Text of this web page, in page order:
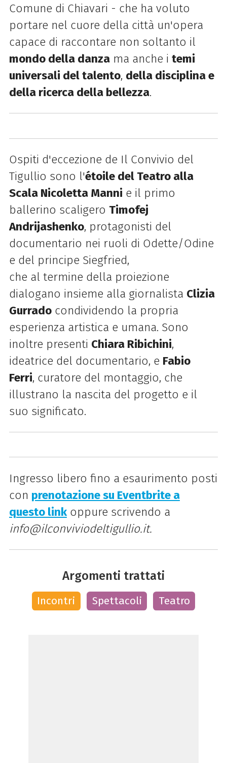
Comune di Chiavari - che ha voluto
portare nel cuore della città un'opera
capace di raccontare non soltanto il
mondo della danzama anche i temi
universali del talento, della disciplina e
della ricerca della bellezza.
Ospiti d'eccezione de Il Convivio del
Tigullio sono l'étoile del Teatro alla
Scala Nicoletta Manni e il primo
ballerino scaligero Timofej
Andrijashenko, protagonisti del
documentario nei ruoli di Odette/Odine
e del principe Siegfried,
che al termine della proiezione
dialogano insieme alla giornalista Clizia
Gurradocondividendo la propria
esperienza artistica e umana. Sono
inoltre presenti Chiara Ribichini,
ideatrice del documentario, e Fabio
Ferri, curatore del montaggio, che
illustrano la nascita del progetto e il
suo significato.
Ingresso libero fino a esaurimento posti
con prenotazione su Eventbrite a
questo linkoppure scrivendo a
info@ilconviviodeltigullio.it.
Argomenti trattati
Incontri Spettacoli Teatro